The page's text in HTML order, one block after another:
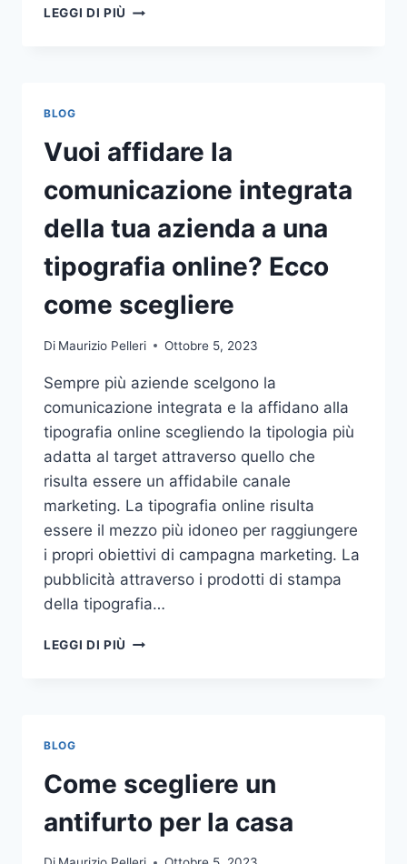
LEGGI DI PIÙ COME
BLOG
Vuoi affidare la
comunicazione integrata
della tua azienda a una
tipografia online? Ecco
come scegliere
Di Maurizio Pelleri Ottobre 5, 2023
Sempre più aziende scelgono la
comunicazione integrata e la affidano alla
tipografia online scegliendo la tipologia più
adatta al target attraverso quello che
risulta essere un affidabile canale
marketing. La tipografia online risulta
essere il mezzo più idoneo per raggiungere
i propri obiettivi di campagna marketing. La
pubblicità attraverso i prodotti di stampa
della tipografia…
LEGGI DI PIÙ VUOI
A
UNA
TIPOGRAFIA
BLOG
Come scegliere un
antifurto per la casa